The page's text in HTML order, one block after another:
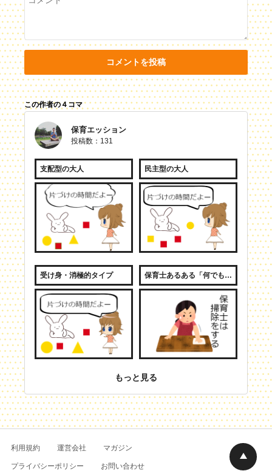
コメントを投稿
この作者の４コマ
保育エッション
投稿数：131
支配型の大人 民主型の大人
受け身・消極的タイプ 保育士あるある「何でも屋」
もっと見る
利用規約 運営会社 マガジン
プライバシーポリシー お問い合わせ